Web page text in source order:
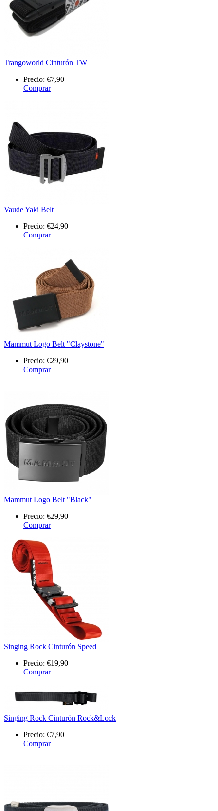
Trangoworld Cinturón TW
Precio: €7,90
Comprar
Vaude Yaki Belt
Precio: €24,90
Comprar
Mammut Logo Belt "Claystone"
Precio: €29,90
Comprar
Mammut Logo Belt "Black"
Precio: €29,90
Comprar
Singing Rock Cinturón Speed
Precio: €19,90
Comprar
Singing Rock Cinturón Rock&Lock
Precio: €7,90
Comprar